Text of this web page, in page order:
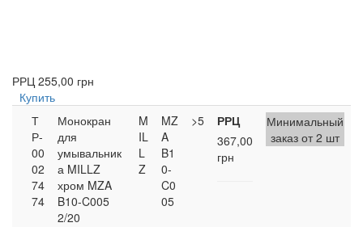
РРЦ 255,00 грн
Купить
Т
Р-
00
02
74
74
Монокран
для
умывальник
а MILLZ
хром MZA
B10-C005
2/20
M
IL
L
Z
MZ
A
B1
0-
C0
05
>5
РРЦ
367,00
грн
Минимальный
заказ от 2 шт